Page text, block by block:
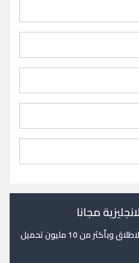
مجانا
من 10 مليون تحميل